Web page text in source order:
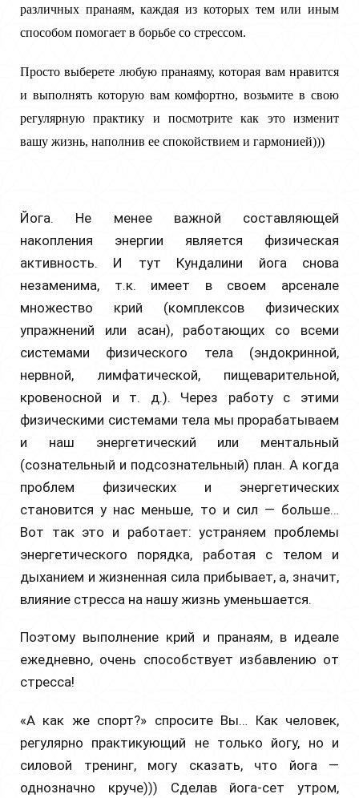
различных пранаям, каждая из которых тем или иным
способом помогает в борьбе со стрессом.
Просто выберете любую пранаяму, которая вам нравится
и выполнять которую вам комфортно, возьмите в свою
регулярную практику и посмотрите как это изменит
вашу жизнь, наполнив ее спокойствием и гармонией)))
Йога. Не менее важной составляющей
накопления энергии является физическая
активность. И тут Кундалини йога снова
незаменима, т.к. имеет в своем арсенале
множество крий (комплексов физических
упражнений или асан), работающих со всеми
системами физического тела (эндокринной,
нервной, лимфатической, пищеварительной,
кровеносной и т. д.). Через работу с этими
физическими системами тела мы прорабатываем
и наш энергетический или ментальный
(сознательный и подсознательный) план. А когда
проблем физических и энергетических
становится у нас меньше, то и сил — больше…
Вот так это и работает: устраняем проблемы
энергетического порядка, работая с телом и
дыханием и жизненная сила прибывает, а, значит,
влияние стресса на нашу жизнь уменьшается.
Поэтому выполнение крий и пранаям, в идеале
ежедневно, очень способствует избавлению от
стресса!
«А как же спорт?» спросите Вы… Как человек,
регулярно практикующий не только йогу, но и
силовой тренинг, могу сказать, что йога —
однозначно круче))) Сделав йога-сет утром,